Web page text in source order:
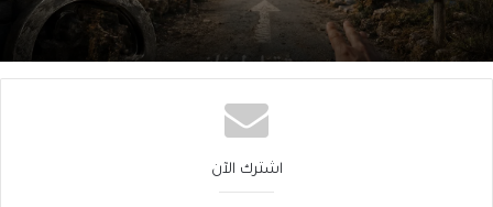
اشترك الآن